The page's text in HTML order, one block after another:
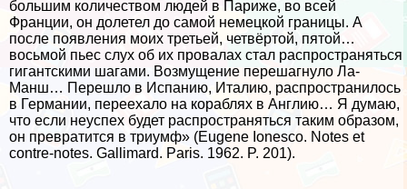
большим количеством людей в Париже, во всей
Франции, он долетел до самой немецкой границы. А
после появления моих третьей, четвёртой, пятой…
восьмой пьес слух об их провалах стал распространяться
гигантскими шагами. Возмущение перешагнуло Ла-
Манш… Перешло в Испанию, Италию, распространилось
в Германии, переехало на кораблях в Англию… Я думаю,
что если неуспех будет распространяться таким образом,
он превратится в триумф» (Eugene Ionesco. Notes et
contre-notes. Gallimard. Paris. 1962. P. 201).